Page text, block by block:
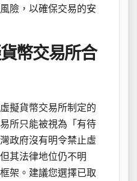
險，以確保交易的安
幣交易所合
擬貨幣交易所制定的
所只能被視為「有待
政府沒有明令禁止虛
其法律地位仍不明
架。建議您選擇已取